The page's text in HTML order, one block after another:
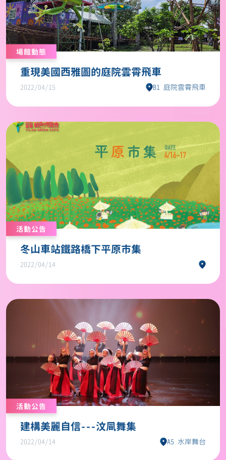
場館動態
重現美國西雅圖的庭院雲霄飛車
2022/04/15 B1 庭院雲霄飛車
活動公告
冬山車站鐵路橋下平原市集
2022/04/14
活動公告
建構美麗自信---汶凬舞集
2022/04/14 A5 水岸舞台